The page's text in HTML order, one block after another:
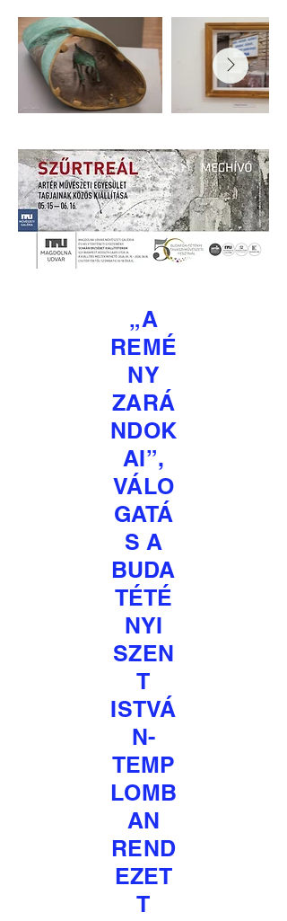
„A
REMÉ
NY
ZARÁ
NDOK
AI”,
VÁLO
GATÁ
S A
BUDA
TÉTÉ
NYI
SZEN
T
ISTVÁ
N-
TEMP
LOMB
AN
REND
EZET
T